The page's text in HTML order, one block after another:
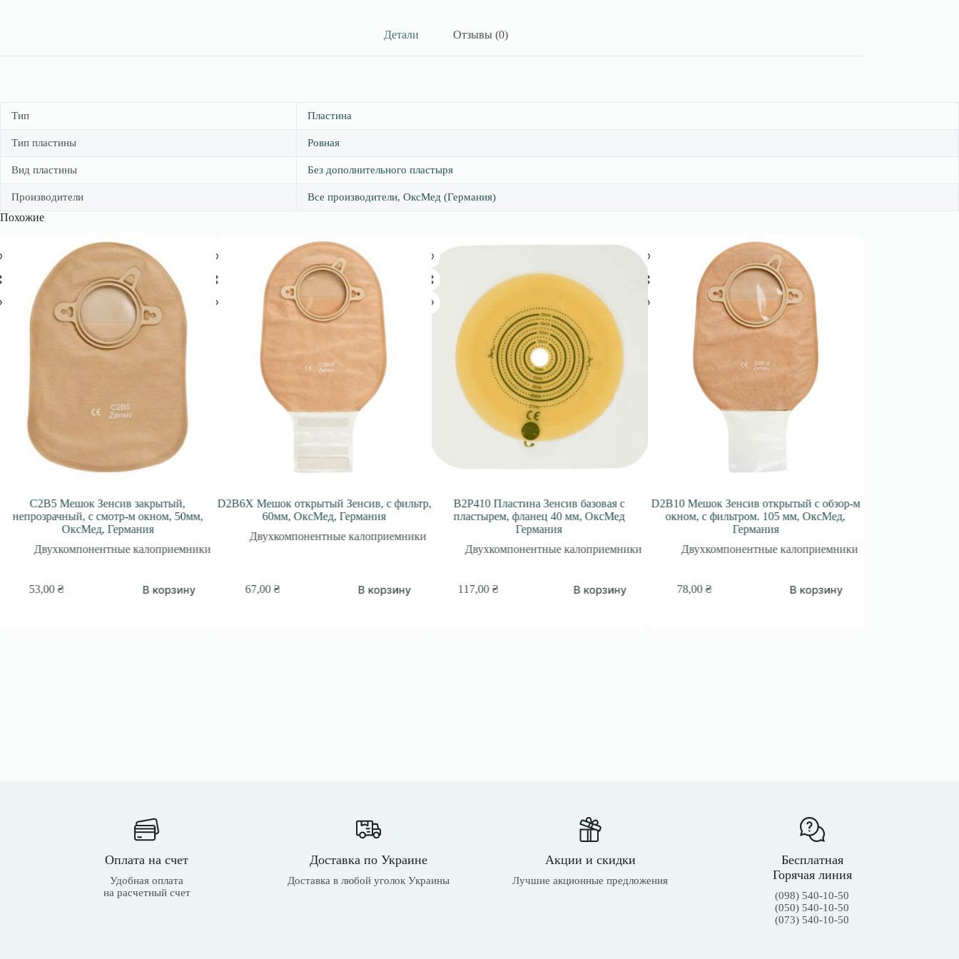
Детали Отзывы (0)
Тип Пластина
Тип пластины Ровная
Вид пластины Без дополнительного пластыря
Производители Все производители, ОксМед (Германия)
Похожие
Мешок Зенсив закрытый,
с смотр-м окном, 50мм,
ОксМед, Германия
калоприемники
В корзину
D2B6X Мешок открытый Зенсив, с фильтр,
60мм, ОксМед, Германия
Двухкомпонентные калоприемники
В корзину
B2P410 Пластина Зенсив базовая с
пластырем, фланец 40 мм, ОксМед
Германия
Двухкомпонентные калоприемники
В корзину
D2B10 Мешок Зенсив открытый с обзор-м
окном, с фильтром. 105 мм, ОксМед,
Германия
Двухкомпонентные калоприемники
В корзину
D2B4 Мешок Зенсов
окном, с фильтром. 40
Двухкомпонентные
Оплата на счет
Удобная оплата
на расчетный счет
Доставка по Украине
Доставка в любой уголок Украины
Акции и скидки
Лучшие акционные предложения
Бесплатная
Горячая линия
(098) 540-10-50
(050) 540-10-50
(073) 540-10-50